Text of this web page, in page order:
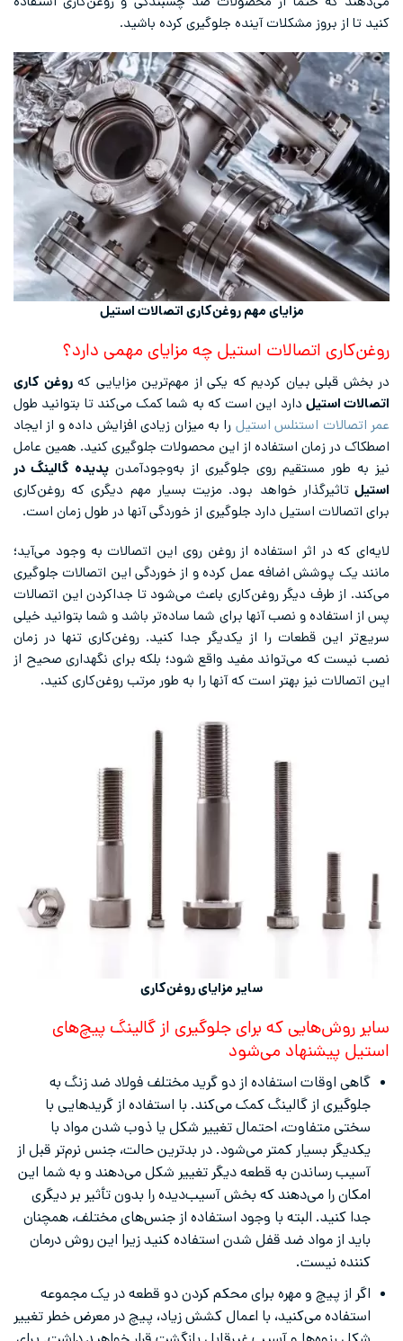
کنید تا از بروز مشکلات آینده جلوگیری کرده باشید.
مزایای مهم روغن‌کاری اتصالات استیل
روغن‌کاری اتصالات استیل چه مزایای مهمی دارد؟
در بخش قبلی بیان کردیم که یکی از مهم‌ترین مزایایی کهروغن کاری
اتصالات استیل دارد این است که به شما کمک می‌کند تا بتوانید طول
عمر اتصالات استنلس استیل را به میزان زیادی افزایش داده و از ایجاد
اصطکاک در زمان استفاده از این محصولات جلوگیری کنید. همین عامل
نیز به طور مستقیم روی جلوگیری از به‌وجودآمدن پدیده گالینگ در
استیلتاثیرگذار خواهد بود. مزیت بسیار مهم دیگری که روغن‌کاری
برای اتصالات استیل دارد جلوگیری از خوردگی آنها در طول زمان است.
لایه‌ای که در اثر استفاده از روغن روی این اتصالات به وجود می‌آید؛
مانند یک پوشش اضافه عمل کرده و از خوردگی این اتصالات جلوگیری
می‌کند. از طرف دیگر روغن‌کاری باعث می‌شود تا جداکردن این اتصالات
پس از استفاده و نصب آنها برای شما ساده‌تر باشد و شما بتوانید خیلی
سریع‌تر این قطعات را از یکدیگر جدا کنید. روغن‌کاری تنها در زمان
نصب نیست که می‌تواند مفید واقع شود؛ بلکه برای نگهداری صحیح از
این اتصالات نیز بهتر است که آنها را به طور مرتب روغن‌کاری کنید.
سایر مزایای روغن‌کاری
سایر روش‌هایی که برای جلوگیری از گالینگ پیچ‌های
استیل پیشنهاد می‌شود
گاهی اوقات استفاده از دو گرید مختلف فولاد ضد زنگ به
جلوگیری از گالینگ کمک می‌کند. با استفاده از گریدهایی با
سختی متفاوت، احتمال تغییر شکل یا ذوب شدن مواد با
یکدیگر بسیار کمتر می‌شود. در بدترین حالت، جنس نرم‌تر قبل از
آسیب رساندن به قطعه دیگر تغییر شکل می‌دهند و به شما این
امکان را می‌دهند که بخش آسیب‌دیده را بدون تأثیر بر دیگری
جدا کنید. البته با وجود استفاده از جنس‌های مختلف، همچنان
باید از مواد ضد قفل شدن استفاده کنید زیرا این روش درمان
کننده نیست.
اگر از پیچ و مهره برای محکم کردن دو قطعه در یک مجموعه
استفاده می‌کنید، با اعمال کشش زیاد، پیچ در معرض خطر تغییر